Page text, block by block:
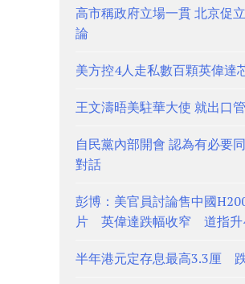
高市稱政府立場一貫 北京促
論
美方控4人走私數百顆英偉達
王文濤晤美駐華大使 就出口
自民黨內部開會 認為有必要
對話
彭博：美官員討論售中國
片 英偉達跌幅收窄 道指升
半年港元定存息最高3.3厘